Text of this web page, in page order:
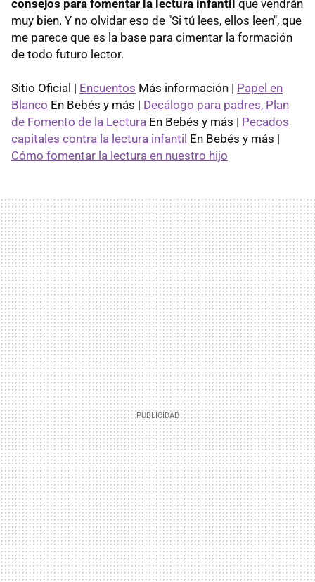
consejos para fomentar la lectura infantil que vendrán
muy bien. Y no olvidar eso de "Si tú lees, ellos leen", que
me parece que es la base para cimentar la formación
de todo futuro lector.
Sitio Oficial | Encuentos Más información | Papel en
Blanco En Bebés y más | Decálogo para padres, Plan
de Fomento de la Lectura En Bebés y más | Pecados
capitales contra la lectura infantil En Bebés y más |
Cómo fomentar la lectura en nuestro hijo